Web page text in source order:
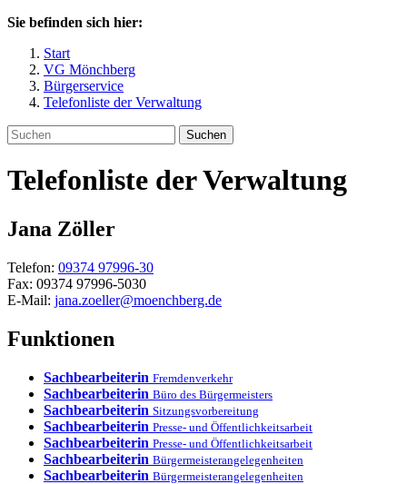
Sie befinden sich hier:
Start
VG Mönchberg
Bürgerservice
Telefonliste der Verwaltung
Suchen
Telefonliste der Verwaltung
Jana Zöller
Telefon: 09374 97996-30
Fax: 09374 97996-5030
E-Mail: jana.zoeller@moenchberg.de
Funktionen
Sachbearbeiterin Fremdenverkehr
Sachbearbeiterin Büro des Bürgermeisters
Sachbearbeiterin Sitzungsvorbereitung
Sachbearbeiterin Presse- und Öffentlichkeitsarbeit
Sachbearbeiterin Presse- und Öffentlichkeitsarbeit
Sachbearbeiterin Bürgermeisterangelegenheiten
Sachbearbeiterin Bürgermeisterangelegenheiten